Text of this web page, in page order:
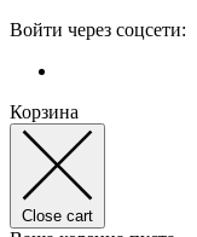
Войти через соцсети:
Корзина
Close cart